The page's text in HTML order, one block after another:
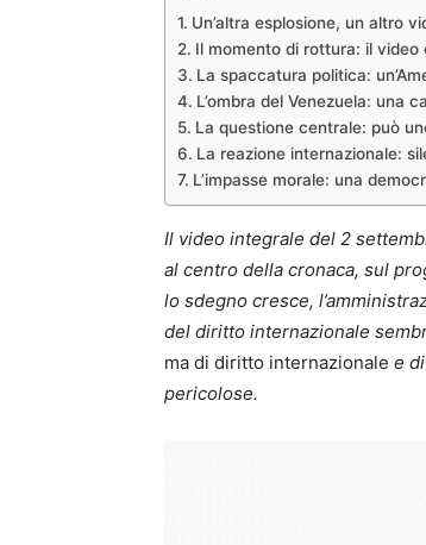
Un’altra esplosione, un altro
Il momento di rottura: il video
La spaccatura politica:
L’ombra del Venezuela: una
La questione centrale: può
La reazione internazionale:
L’impasse morale: una
Il video integrale del 2
al centro della cronaca, sul
lo sdegno cresce,
del diritto internazionale
ma di diritto internazionale e
pericolose.